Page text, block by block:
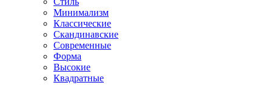
Минимализм
Классические
Скандинавские
Современные
Форма
Высокие
Квадратные